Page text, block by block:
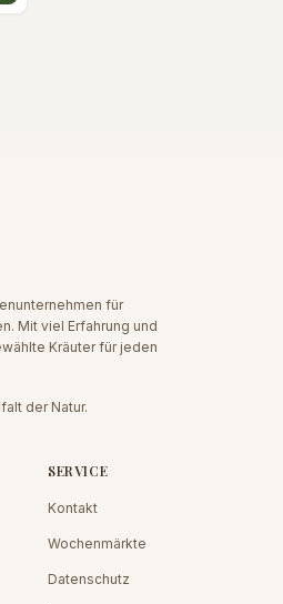
für
Mit viel Erfahrung und
Kräuter für jeden
der Natur.
SERVICE
Kontakt
Wochenmärkte
Datenschutz